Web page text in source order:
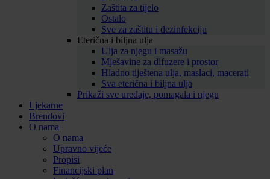
Zaštita za tijelo
Ostalo
Sve za zaštitu i dezinfekciju
Eterična i biljna ulja
Ulja za njegu i masažu
Mješavine za difuzere i prostor
Hladno tiještena ulja, maslaci, macerati
Sva eterična i biljna ulja
Prikaži sve uređaje, pomagala i njegu
Ljekarne
Brendovi
O nama
O nama
Upravno vijeće
Propisi
Financijski plan